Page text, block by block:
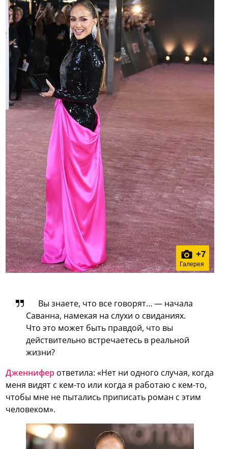
+7
Галерея
Вы знаете, что все говорят… — начала
Саванна, намекая на слухи о свиданиях.
Что это может быть правдой, что вы
действительно встречаетесь в реальной
жизни?
Дженнифер ответила: «Нет ни одного случая, когда
меня видят с кем-то или когда я работаю с кем-то,
чтобы мне не пытались приписать роман с этим
человеком».